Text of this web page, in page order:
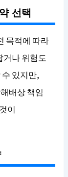
선택
목적에 따라
거나 위험도
있지만,
배상 책임
이